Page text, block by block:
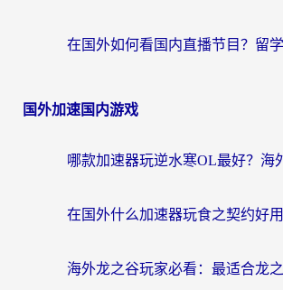
国外加速国内游戏